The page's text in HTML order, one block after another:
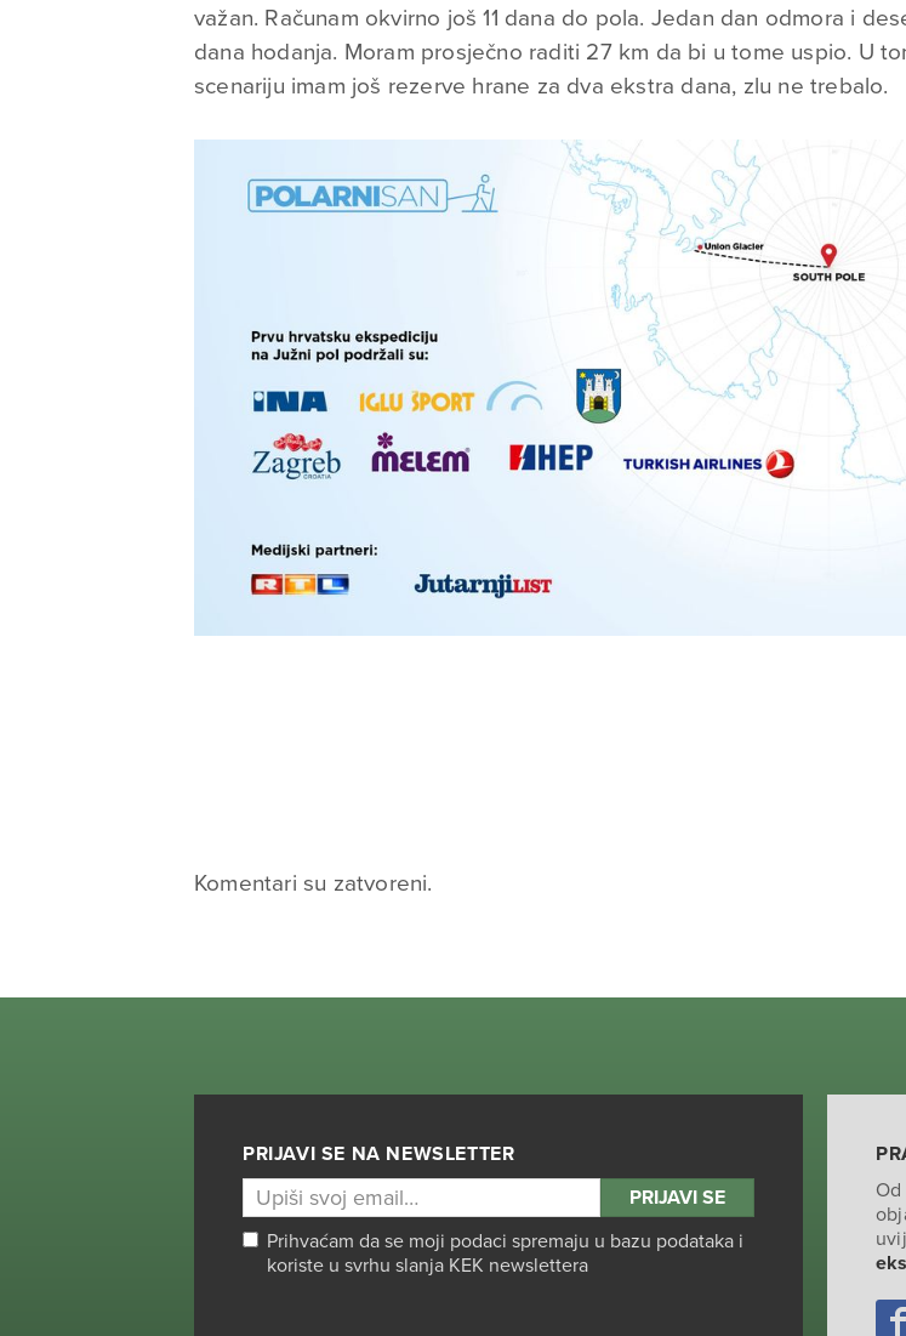
važan. Računam okvirno još 11 dana do pola. Jedan dan odmora i
dana hodanja. Moram prosječno raditi 27 km da bi u tome uspio. U
scenariju imam još rezerve hrane za dva ekstra dana, zlu ne trebalo.
Komentari su zatvoreni.
PRIJAVI SE NA NEWSLETTER
Prihvaćam da se moji podaci spremaju u bazu podataka i
koriste u svrhu slanja KEK newslettera